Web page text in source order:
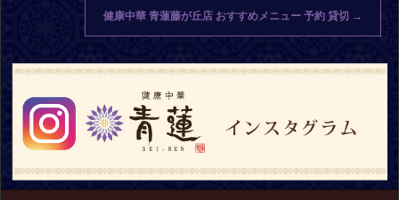
健康中華 青蓮藤が丘店 おすすめメニュー 予約 貸切 →